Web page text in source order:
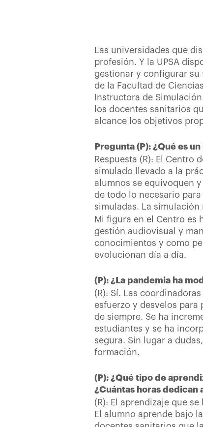
Las universidades que
profesión. Y la UPSA
gestionar y configurar su
de la Facultad de
Instructora de
los docentes sanitarios
alcance los objetivos
Pregunta (P): ¿Qué es
Respuesta (R): El Centro
simulado llevado a la
alumnos se equivoquen
de todo lo necesario
simuladas. La
Mi figura en el Centro es
gestión audiovisual y
conocimientos y como
evolucionan día a día.
(P): ¿La pandemia ha
(R): Sí. Las
esfuerzo y desvelos para
de siempre. Se ha
estudiantes y se ha
segura. Sin lugar a
formación.
(P): ¿Qué tipo de
¿Cuántas horas dedican
(R): El aprendizaje que
El alumno aprende bajo